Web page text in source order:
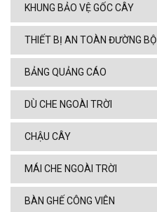
KHUNG BẢO VỆ GỐC CÂY
THIẾT BỊ AN TOÀN ĐƯỜNG BỘ
BẢNG QUẢNG CÁO
DÙ CHE NGOÀI TRỜI
CHẬU CÂY
MÁI CHE NGOÀI TRỜI
BÀN GHẾ CÔNG VIÊN